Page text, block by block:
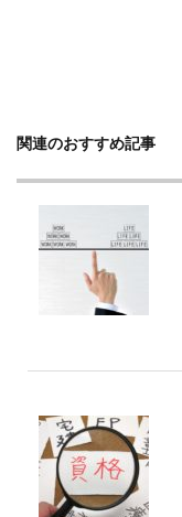
関連のおすすめ記事